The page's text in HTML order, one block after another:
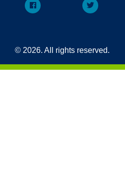
© 2026. All rights reserved.